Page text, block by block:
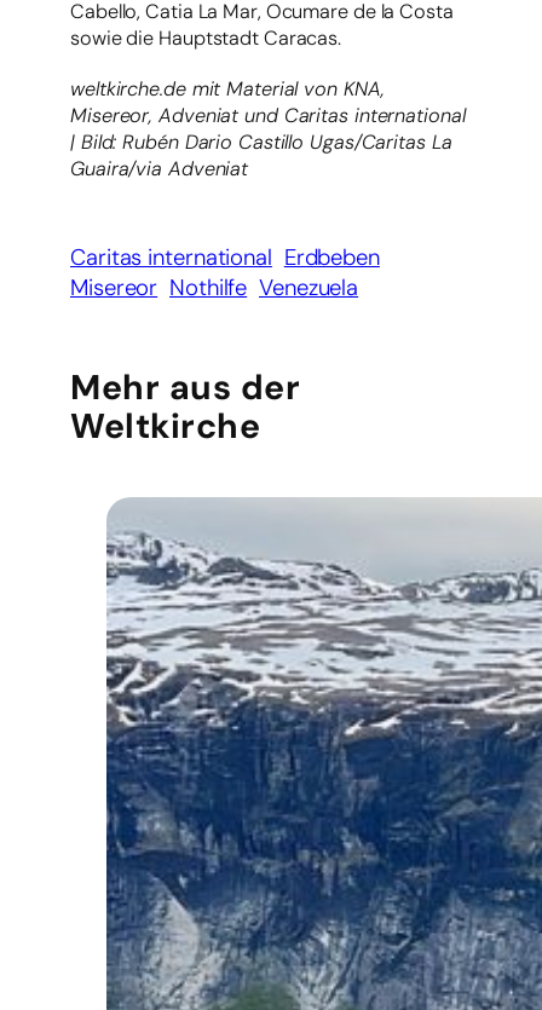
Cabello, Catia La Mar, Ocumare de la Costa
sowie die Hauptstadt Caracas.
weltkirche.de mit Material von KNA,
Misereor, Adveniat und Caritas international
| Bild: Rubén Dario Castillo Ugas/Caritas La
Guaira/via Adveniat
Caritas international Erdbeben
Misereor Nothilfe Venezuela
Mehr aus der
Weltkirche